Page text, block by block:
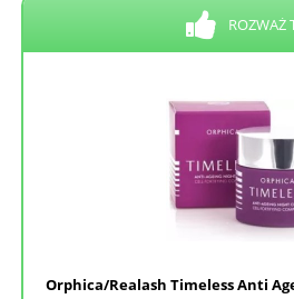
ROZWAŻ
Orphica/Realash Timeless Anti